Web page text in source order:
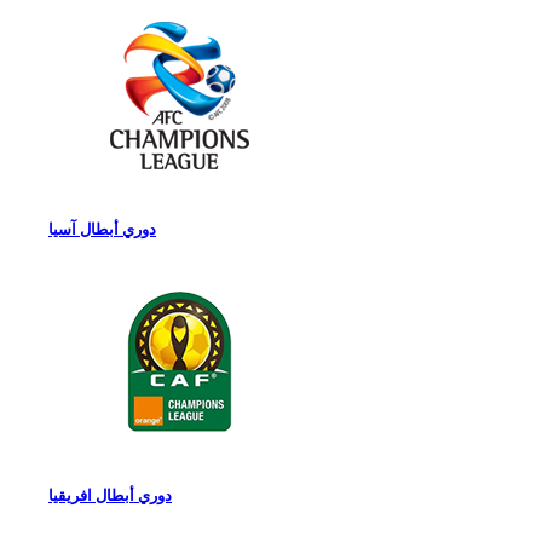
دوري أبطال آسيا
دوري أبطال افريقيا